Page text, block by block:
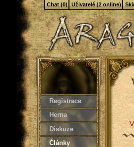
Registrace
Herna
Diskuze
Články
Chat (0) Uživatelé (2 online)